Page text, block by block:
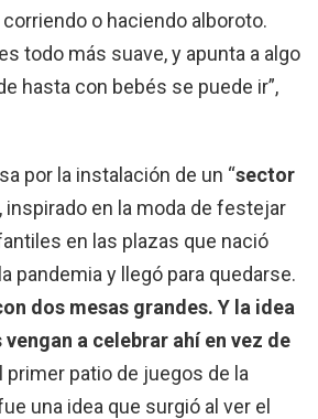
o haciendo alboroto.
todo más suave, y apunta a algo
hasta con bebés se puede ir”,
por la instalación de un “sector
, inspirado en la moda de festejar
en las plazas que nació
pandemia y llegó para quedarse.
dos mesas grandes. Y la idea
a celebrar ahí en vez de
primer patio de juegos de la
una idea que surgió al ver el